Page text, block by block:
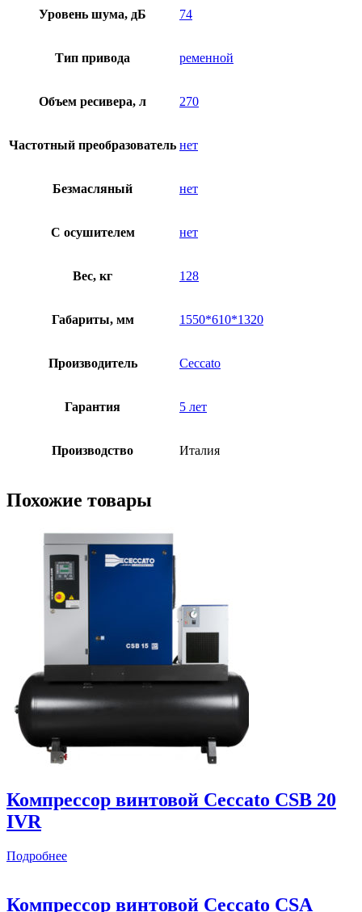
Уровень шума, дБ 74
Тип привода ременной
Объем ресивера, л 270
Частотный преобразователь нет
Безмасляный нет
C осушителем нет
Вес, кг 128
Габариты, мм 1550*610*1320
Производитель Ceccato
Гарантия 5 лет
Производство Италия
Похожие товары
Компрессор винтовой Ceccato CSB 20
IVR
Подробнее
Компрессор винтовой Ceccato CSА